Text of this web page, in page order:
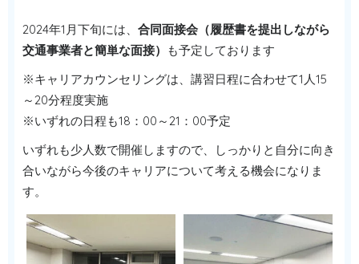
2024年1月下旬には、 合同面接会（履歴書を提出しながら
交通事業者と簡単な面接）
も予定しております
※キャリアカウンセリングは、講習日程に合わせて1人15
～20分程度実施
※いずれの日程も18：00～21：00予定
いずれも少人数で開催しますので、しっかりと自分に向き
合いながら今後のキャリアについて考える機会になりま
す。